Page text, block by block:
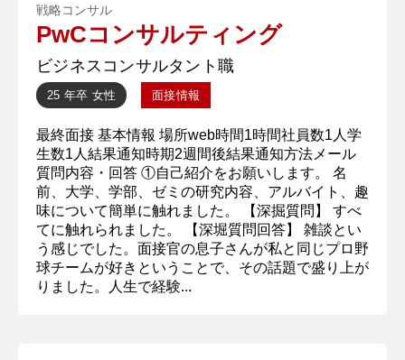
戦略コンサル
PwCコンサルティング
ビジネスコンサルタント職
25 年卒 女性 面接情報
最終面接 基本情報 場所web時間1時間社員数1人学
生数1人結果通知時期2週間後結果通知方法メール
質問内容・回答 ①自己紹介をお願いします。 名
前、大学、学部、ゼミの研究内容、アルバイト、趣
味について簡単に触れました。 【深掘質問】 すべ
てに触れられました。 【深堀質問回答】 雑談とい
う感じでした。面接官の息子さんが私と同じプロ野
球チームが好きということで、その話題で盛り上が
りました。人生で経験...